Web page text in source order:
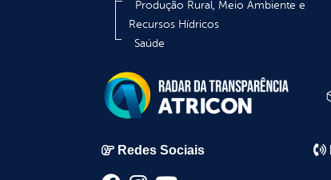
Produção Rural, Meio Ambiente e
Recursos Hídricos
Saúde
Redes Sociais